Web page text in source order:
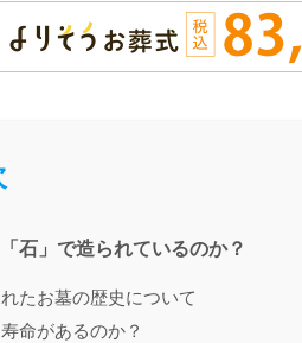
石」で造られているのか？
たお墓の歴史について
命があるのか？